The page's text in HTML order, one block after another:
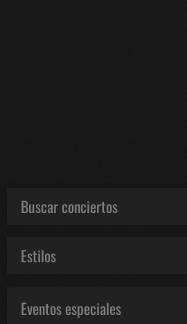
Buscar conciertos
Estilos
Eventos especiales